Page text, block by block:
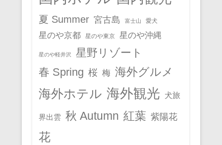
夏 Summer 宮古島 富士山 愛犬
星のや京都 星のや東京 星のや沖縄
星のや軽井沢
星野リゾート
春 Spring 桜 梅 海外グルメ
海外ホテル 海外観光 犬旅
界出雲 秋 Autumn 紅葉 紫陽花
花